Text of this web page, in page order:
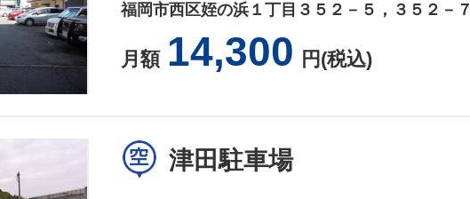
福岡市西区姪の浜１丁目３５２－５，３５２－７
月額 14,300 円(税込)
津田駐車場